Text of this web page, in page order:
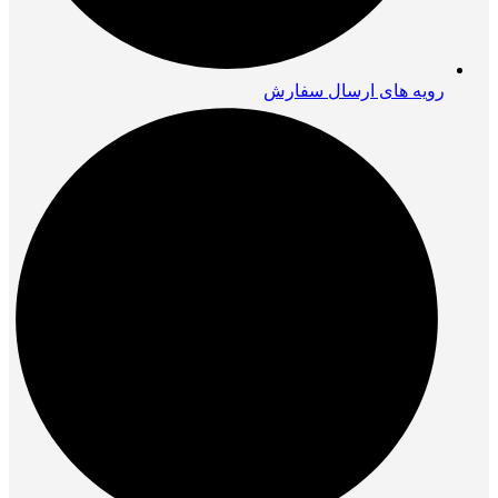
رویه های ارسال سفارش